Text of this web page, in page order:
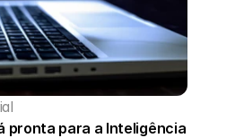
pronta para a Inteligência